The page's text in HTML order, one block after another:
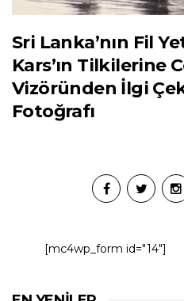
Sri Lanka’nın Fil
Kars’ın Tilkilerine
Vizöründen İlgi
Fotoğrafı
[mc4wp_form id="14"]